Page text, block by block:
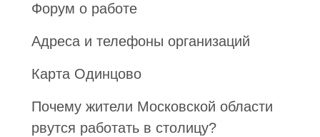
Форум о работе
Адреса и телефоны организаций
Карта Одинцово
Почему жители Московской области
рвутся работать в столицу?